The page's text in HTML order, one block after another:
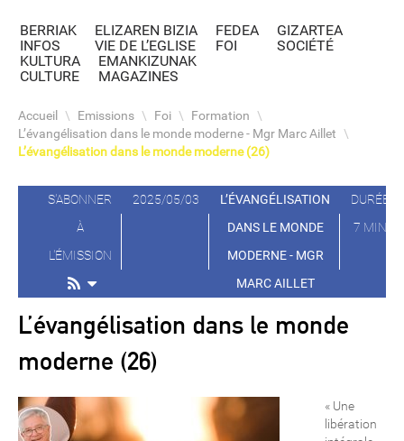
BERRIAK
INFOS
ELIZAREN BIZIA
VIE DE L’EGLISE
FEDEA
FOI
GIZARTEA
SOCIÉTÉ
KULTURA
CULTURE
EMANKIZUNAK
MAGAZINES
Accueil \ Emissions \ Foi \ Formation \
L’évangélisation dans le monde moderne - Mgr Marc Aillet \
L’évangélisation dans le monde moderne (26)
S'ABONNER
À
L'ÉMISSION
2025/05/03
L’ÉVANGÉLISATION
DANS LE MONDE
MODERNE - MGR
MARC AILLET
DURÉE
7 MIN
L’évangélisation dans le monde
moderne (26)
« Une
libération